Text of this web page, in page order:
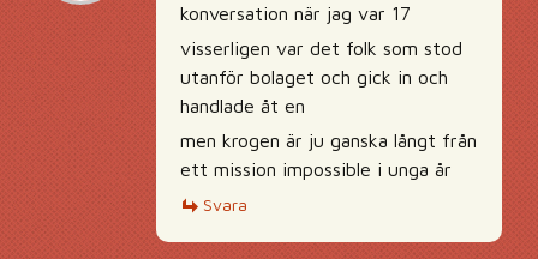
konversation när jag var 17
visserligen var det folk som stod
utanför bolaget och gick in och
handlade åt en
men krogen är ju ganska långt från
ett mission impossible i unga år
Svara